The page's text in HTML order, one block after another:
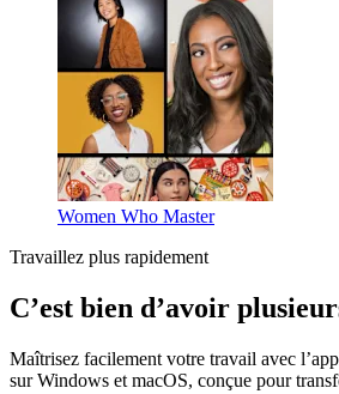
Women Who Master
Travaillez plus rapidement
C’est bien d’avoir
Maîtrisez facilement votre travail avec
sur Windows et macOS, conçue pour